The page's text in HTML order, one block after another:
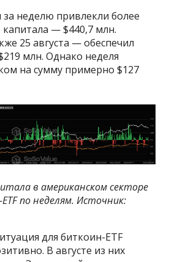
неделю привлекли более
— $440,7 млн.
25 августа — обеспечил
млн. Однако неделя
на сумму примерно $127
в американском секторе
по неделям. Источник:
для биткоин-ETF
В августе из них